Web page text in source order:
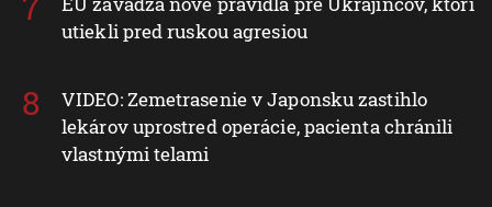
utiekli pred ruskou agresiou
VIDEO: Zemetrasenie v Japonsku zastihlo
lekárov uprostred operácie, pacienta chránili
vlastnými telami